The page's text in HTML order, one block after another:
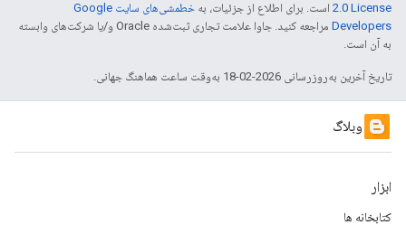
2.0 License است. برای اطلاع از جزئیات، به
خطمشی‌های سایت Google
Developers‏
مراجعه کنید. جاوا علامت تجاری ثبت‌شده Oracle و/یا شرکت‌های وابسته
به آن است.
تاریخ آخرین به‌روزرسانی 2026-02-18 به‌وقت ساعت هماهنگ جهانی.
وبلاگ
ابزار
کتابخانه ها